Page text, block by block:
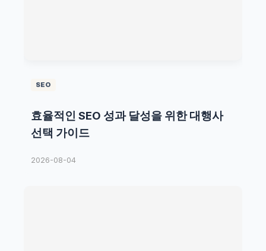
SEO
효율적인 SEO 성과 달성을 위한 대행사
선택 가이드
2026-08-04